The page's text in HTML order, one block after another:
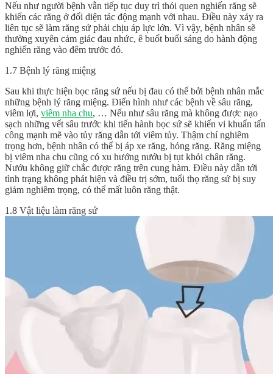
Nếu như người bệnh vẫn tiếp tục duy trì thói quen nghiến răng sẽ
khiến các răng ở đối diện tác động mạnh với nhau. Điều này xảy ra
liên tục sẽ làm răng sứ phải chịu áp lực lớn. Vì vậy, bệnh nhân sẽ
thường xuyên cảm giác đau nhức, ê buốt buổi sáng do hành động
nghiến răng vào đêm trước đó.
1.7 Bệnh lý răng miệng
Sau khi thực hiện bọc răng sứ nếu bị đau có thể bởi bệnh nhân mắc
những bệnh lý răng miệng. Điển hình như các bệnh về sâu răng,
viêm lợi, viêm nha chu, … Nếu như sâu răng mà không được nạo
sạch những vết sâu trước khi tiến hành bọc sứ sẽ khiến vi khuẩn tấn
công mạnh mẽ vào tủy răng dẫn tới viêm tủy. Thậm chí nghiêm
trọng hơn, bệnh nhân có thể bị áp xe răng, hỏng răng. Răng miệng
bị viêm nha chu cũng có xu hướng nướu bị tụt khỏi chân răng.
Nướu không giữ chắc được răng trên cung hàm. Điều này dẫn tới
tình trạng không phát hiện và điều trị sớm, tuổi thọ răng sứ bị suy
giảm nghiêm trọng, có thể mất luôn răng thật.
1.8 Vật liệu làm răng sứ